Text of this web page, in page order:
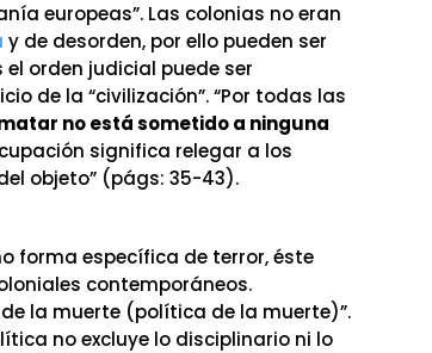
europeas”. Las colonias no eran
y de desorden, por ello pueden ser
orden judicial puede ser
de la “civilización”. “Por todas las
no está sometido a ninguna
significa relegar a los
objeto” (págs: 35-43).
forma específica de terror, éste
contemporáneos.
la muerte (política de la muerte)”.
no excluye lo disciplinario ni lo